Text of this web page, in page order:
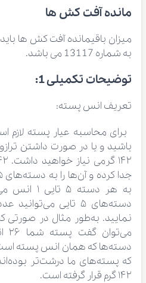
مانده آفت کش ها
میزان باقیمانده آفت کش ها
به شماره 13117 می باشد.
توضیحات تکمیلی 1:
تعریف انس پسته:
برای محاسبه عیار پسته لازم
باشید و یا در صورت داشتن
به هر
دسته‌های ۵ تایی
دسته‌ها که همان انس پسته
که پسته‌های ما درشت‌تر
۱۴۲ گرم قرار گرفته است.